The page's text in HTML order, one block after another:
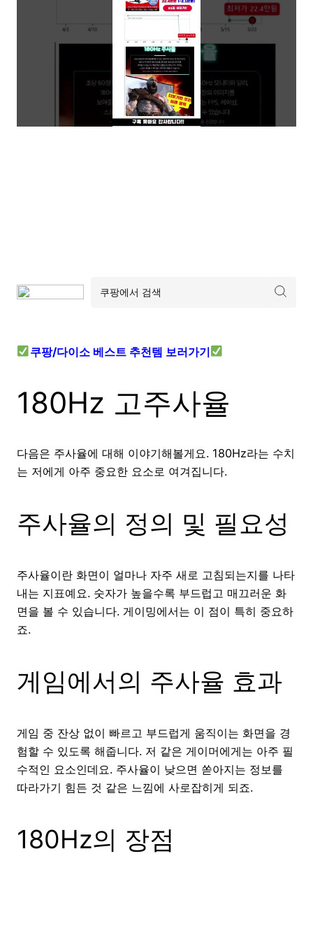
쿠팡/다이소 베스트 추천템 보러가기
180Hz 고주사율
다음은 주사율에 대해 이야기해볼게요. 180Hz라는 수치
는 저에게 아주 중요한 요소로 여겨집니다.
주사율의 정의 및 필요성
주사율이란 화면이 얼마나 자주 새로 고침되는지를 나타
내는 지표예요. 숫자가 높을수록 부드럽고 매끄러운 화
면을 볼 수 있습니다. 게이밍에서는 이 점이 특히 중요하
죠.
게임에서의 주사율 효과
게임 중 잔상 없이 빠르고 부드럽게 움직이는 화면을 경
험할 수 있도록 해줍니다. 저 같은 게이머에게는 아주 필
수적인 요소인데요. 주사율이 낮으면 쏟아지는 정보를
따라가기 힘든 것 같은 느낌에 사로잡히게 되죠.
180Hz의 장점